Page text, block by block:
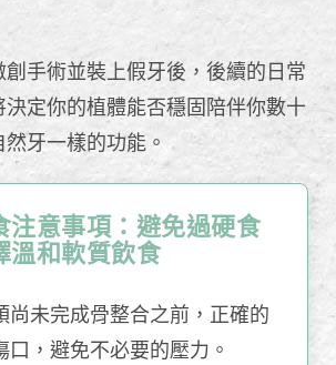
手術並裝上假牙後，後續的日常
決定你的植體能否穩固陪伴你數十
牙一樣的功能。
注意事項：避免過硬食
溫和軟質飲食
尚未完成骨整合之前，正確的
口，避免不必要的壓力。